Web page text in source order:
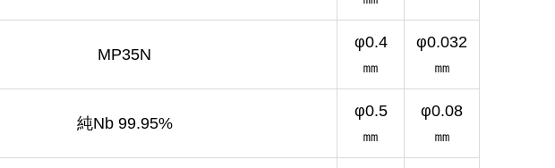
MP35N
φ0.4
㎜
φ0.032
㎜
純Nb 99.95%
φ0.5
㎜
φ0.08
㎜